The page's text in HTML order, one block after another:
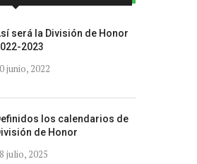
será la División de Honor
2023
junio, 2022
los calendarios de
de Honor
julio, 2025